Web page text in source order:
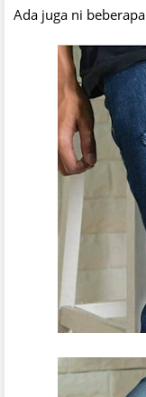
Ada juga ni beberapa